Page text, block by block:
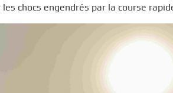
chocs engendrés par la course